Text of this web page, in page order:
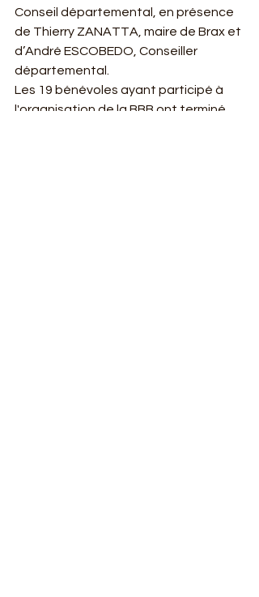
Conseil départemental, en présence
de Thierry ZANATTA, maire de Brax et
d’André ESCOBEDO, Conseiller
départemental.
Les 19 bénévoles ayant participé à
l'organisation de la BBB ont terminé